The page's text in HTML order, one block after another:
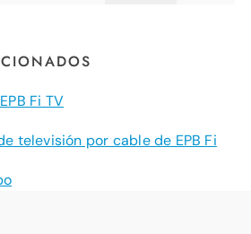
Fi TV
televisión por cable de EPB Fi